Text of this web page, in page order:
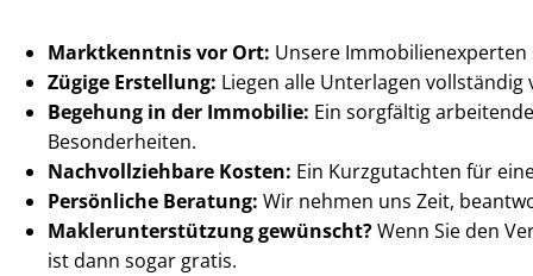
Marktkenntnis vor Ort: Unsere
Zügige Erstellung: Liegen alle Unterlagen
Begehung in der Immobilie: Ein sorgfältig
Besonderheiten.
Nach­voll­zieh­ba­re Kosten: Ein Kurzgutachten für
Persönliche Beratung: Wir nehmen uns Zeit,
Mak­ler­un­ter­stüt­zung gewünscht?Wenn Sie den
ist dann sogar gratis.